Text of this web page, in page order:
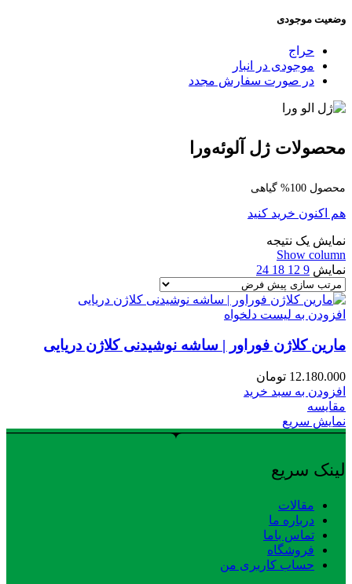
وضعیت موجودی
حراج
موجودی در انبار
در صورت سفارش مجدد
محصولات ژل آلوئه‌ورا
محصول 100% گیاهی
هم اکنون خرید کنید
نمایش یک نتیجه
Show column
نمایش 9
12
18
24
افزودن به لیست دلخواه
مارین کلاژن فوراور | ساشه نوشیدنی کلاژن دریایی
12.180.000 تومان
افزودن به سبد خرید
مقایسه
نمایش سریع
لینک سریع
مقالات
درباره ما
تماس باما
فروشگاه
حساب کاربری من